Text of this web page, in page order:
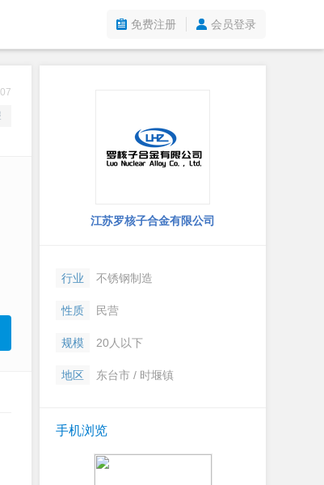
免费注册 会员登录
江苏罗核子合金有限公司
行业 不锈钢制造
性质 民营
规模 20人以下
地区 东台市 / 时堰镇
手机浏览